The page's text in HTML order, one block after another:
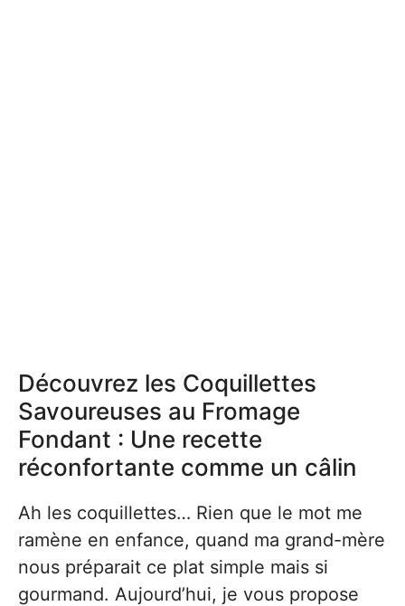
Découvrez les Coquillettes
Savoureuses au Fromage
Fondant : Une recette
réconfortante comme un câlin
Ah les coquillettes… Rien que le mot me
ramène en enfance, quand ma grand-mère
nous préparait ce plat simple mais si
gourmand. Aujourd’hui, je vous propose